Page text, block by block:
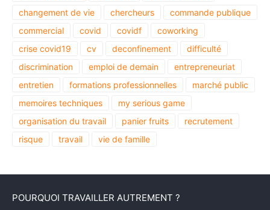
changement de vie
chercheurs
commande publique
commercial
covid covidf
coworking
crise covid19
cv deconfinement
difficulté
discrimination
emploi de demain
entrepreneuriat
entretien
formations professionnelles
marché public
memoires techniques
my serious game
organisation du travail
panier fruits
recrutement
risque
travail vie de famille
POURQUOI TRAVAILLER AUTREMENT ?